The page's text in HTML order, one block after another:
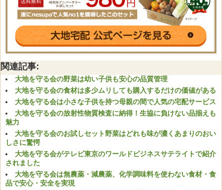
関連記事:
大地を守る会の野菜は幼い子供も安心の品質管理
大地を守る会の食材は多少ムリしても購入するだけの価値がある
大地を守る会は小さな子供を持つ母親の間で人気の宅配サービス
大地を守る会の放射性物質検査に納得！生協に負けない品揃えも
魅力
大地を守る会のお試しセット野菜はどれも味が濃くあまりのおい
しさに驚愕
大地を守る会がテレビ東京のワールドビジネスサテライトで紹介
されました
大地を守る会は無農薬・減農薬、化学調味料を使わない食材・食
品で安心・安全を実現